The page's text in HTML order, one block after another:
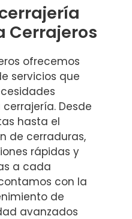
Cerrajeros
ofrecemos
servicios que
Desde
hasta el
de cerraduras,
rápidas y
a cada
con la
de
avanzados